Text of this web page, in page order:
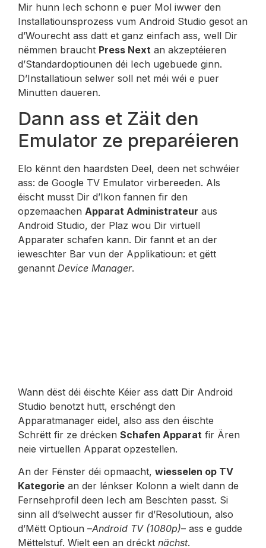
Mir hunn Iech schonn e puer Mol iwwer den
Installatiounsprozess vum Android Studio gesot an
d’Wourecht ass datt et ganz einfach ass, well Dir
nëmmen braucht Press Next an akzeptéieren
d’Standardoptiounen déi Iech ugebuede ginn.
D’Installatioun selwer soll net méi wéi e puer
Minutten daueren.
Dann ass et Zäit den
Emulator ze preparéieren
Elo kënnt den haardsten Deel, deen net schwéier
ass: de Google TV Emulator virbereeden. Als
éischt musst Dir d’Ikon fannen fir den
opzemaachen Apparat Administrateur aus
Android Studio, der Plaz wou Dir virtuell
Apparater schafen kann. Dir fannt et an der
ieweschter Bar vun der Applikatioun: et gëtt
genannt Device Manager.
Wann dëst déi éischte Kéier ass datt Dir Android
Studio benotzt hutt, erschéngt den
Apparatmanager eidel, also ass den éischte
Schrëtt fir ze drécken Schafen Apparat fir Ären
neie virtuellen Apparat opzestellen.
An der Fënster déi opmaacht, wiesselen op TV
Kategorie an der lénkser Kolonn a wielt dann de
Fernsehprofil deen Iech am Beschten passt. Si
sinn all d’selwecht ausser fir d’Resolutioun, also
d’Mëtt Optioun –Android TV (1080p)– ass e gudde
Mëttelstuf. Wielt een an dréckt nächst.